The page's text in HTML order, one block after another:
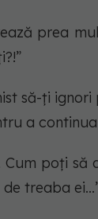
prea
să-ți
a continua
Cum poți
treaba